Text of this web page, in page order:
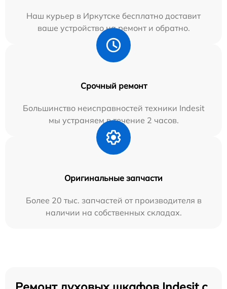
Наш курьер в Иркутске бесплатно доставит
ваше устройство на ремонт и обратно.
Срочный ремонт
Большинство неисправностей техники Indesit
мы устраняем в течение 2 часов.
Оригинальные запчасти
Более 20 тыс. запчастей от производителя в
наличии на собственных складах.